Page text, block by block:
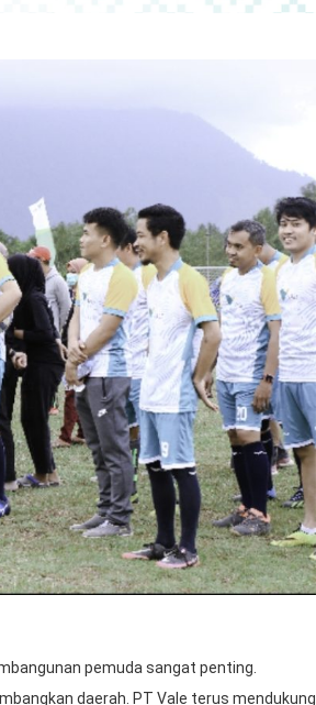
pemuda sangat penting.
daerah. PT Vale terus mendukung